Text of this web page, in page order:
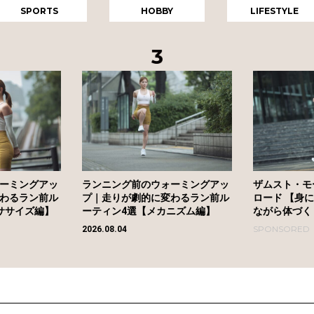
SPORTS HOBBY LIFESTYLE
ミングアッ
るラン前ル
イズ編】
ランニング前のウォーミングアッ
プ｜走りが劇的に変わるラン前ル
ーティン4選【メカニズム編】
2026.08.04
ザムスト・
ロード 【身
ながら体づ
SPONSORED